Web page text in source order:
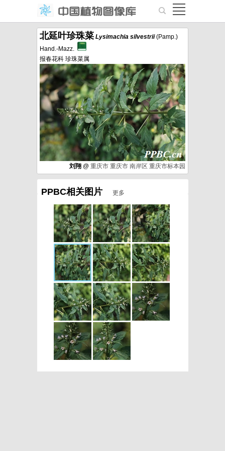
北延叶珍珠菜 Lysimachia silvestrii(Pamp.)
Hand.-Mazz.
报春花科 珍珠菜属
刘翔 @ 重庆市 重庆市 南岸区 重庆市标本园
PPBC相关图片 更多